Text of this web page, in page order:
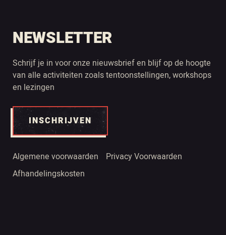
NEWSLETTER
Schrijf je in voor onze nieuwsbrief en blijf op de hoogte
van alle activiteiten zoals tentoonstellingen, workshops
en lezingen
INSCHRIJVEN
Algemene voorwaarden
Privacy Voorwaarden
Afhandelingskosten